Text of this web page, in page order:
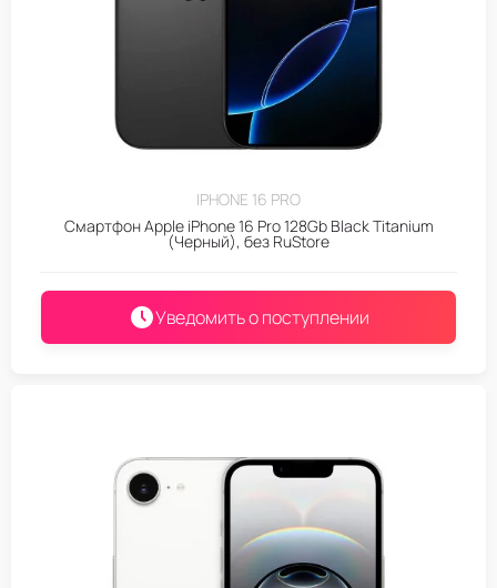
IPHONE 16 PRO
Смартфон Apple iPhone 16 Pro 128Gb Black Titanium
(Черный), без RuStore
Уведомить о поступлении